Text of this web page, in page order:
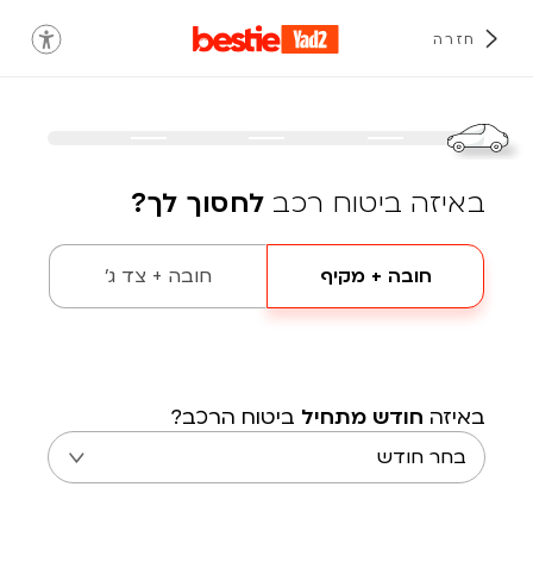
חזרה
באיזה ביטוח רכב לחסוך לך?
חובה + מקיף חובה + צד ג'
באיזה חודש מתחיל ביטוח הרכב?